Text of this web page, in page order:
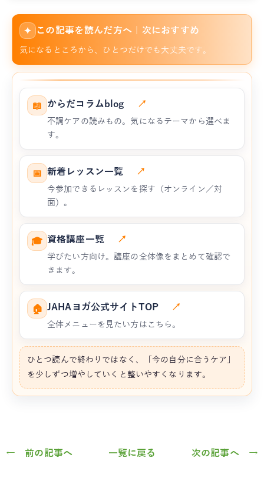
✦ この記事を読んだ方へ｜次におすすめ
気になるところから、ひとつだけでも大丈夫です。
📖 からだコラムblog ↗
不調ケアの読みもの。気になるテーマから選べま
す。
📅 新着レッスン一覧 ↗
今参加できるレッスンを探す（オンライン／対
面）。
🎓 資格講座一覧 ↗
学びたい方向け。講座の全体像をまとめて確認で
きます。
🏠 JAHAヨガ公式サイトTOP ↗
全体メニューを見たい方はこちら。
ひとつ読んで終わりではなく、「今の自分に合うケア」
を少しずつ増やしていくと整いやすくなります。
← 前の記事へ 一覧に戻る 次の記事へ →